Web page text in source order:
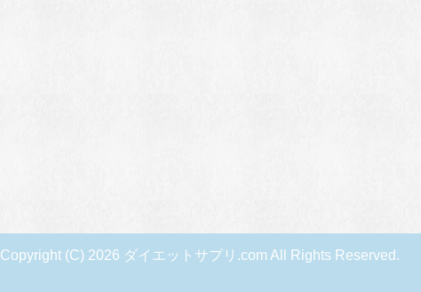
Copyright (C) 2026 ダイエットサプリ.com All Rights Reserved.